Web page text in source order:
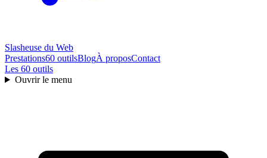
Slasheuse du Web
Prestations60 outilsBlogÀ proposContact
Les 60 outils
Ouvrir le menu